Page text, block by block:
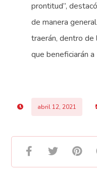
prontitud”,
de manera
traerán, dentro
que beneficiarán a
abril 12, 2021